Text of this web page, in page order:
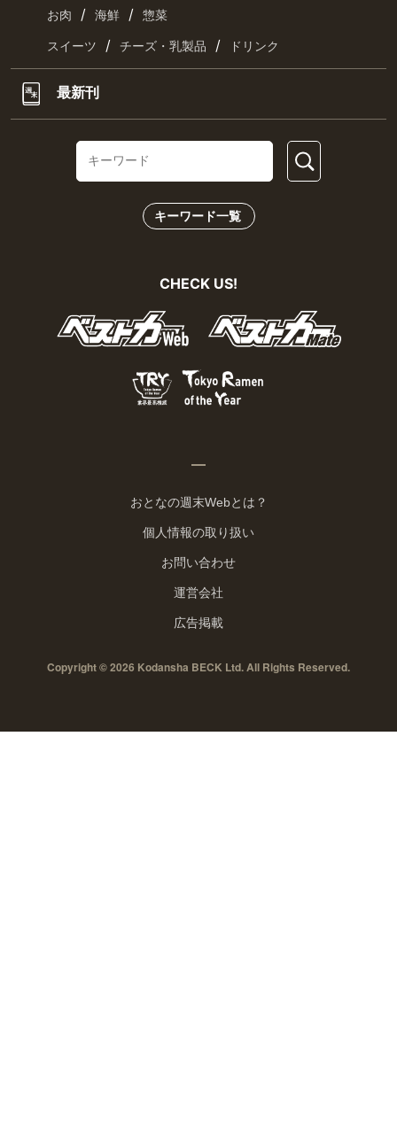
お肉 / 海鮮 / 惣菜
スイーツ / チーズ・乳製品 / ドリンク
最新刊
キーワード一覧
CHECK US!
おとなの週末Webとは？
個人情報の取り扱い
お問い合わせ
運営会社
広告掲載
Copyright © 2026 Kodansha BECK Ltd. All Rights Reserved.